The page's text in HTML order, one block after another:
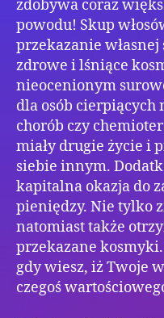
zdobywa coraz
powodu! Skup
przekazanie
zdrowe i lśniące
nieocenionym
dla osób cierpiących
chorób czy
miały drugie życie i
siebie innym.
kapitalna okazja do
pieniędzy. Nie tylko
natomiast także
przekazane
gdy wiesz, iż Twoje
czegoś